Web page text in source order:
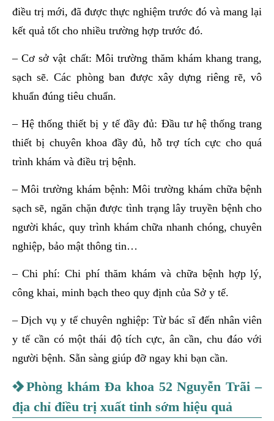
điều trị mới, đã được thực nghiệm trước đó và mang lại
kết quả tốt cho nhiều trường hợp trước đó.
– Cơ sở vật chất: Môi trường thăm khám khang trang,
sạch sẽ. Các phòng ban được xây dựng riêng rẽ, vô
khuẩn đúng tiêu chuẩn.
– Hệ thống thiết bị y tế đầy đủ: Đầu tư hệ thống trang
thiết bị chuyên khoa đầy đủ, hỗ trợ tích cực cho quá
trình khám và điều trị bệnh.
– Môi trường khám bệnh: Môi trường khám chữa bệnh
sạch sẽ, ngăn chặn được tình trạng lây truyền bệnh cho
người khác, quy trình khám chữa nhanh chóng, chuyên
nghiệp, bảo mật thông tin…
– Chi phí: Chi phí thăm khám và chữa bệnh hợp lý,
công khai, minh bạch theo quy định của Sở y tế.
– Dịch vụ y tế chuyên nghiệp: Từ bác sĩ đến nhân viên
y tế cần có một thái độ tích cực, ân cần, chu đáo với
người bệnh. Sẵn sàng giúp đỡ ngay khi bạn cần.
Phòng khám Đa khoa 52 Nguyễn Trãi –
địa chỉ điều trị xuất tinh sớm hiệu quả